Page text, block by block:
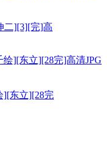
二][3][完]高
][东立][28完